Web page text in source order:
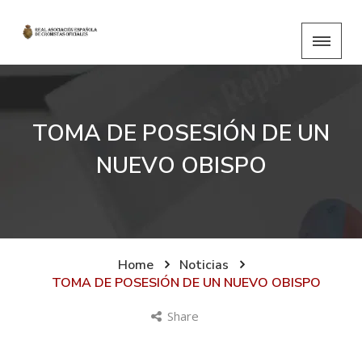
TOMA DE POSESIÓN DE UN
NUEVO OBISPO
Home
Noticias
TOMA DE POSESIÓN DE UN NUEVO OBISPO
Share